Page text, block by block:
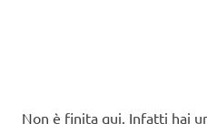
Non è finita qui. Infatti hai